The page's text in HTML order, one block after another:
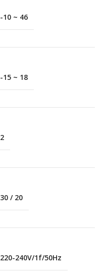
-10 ~ 46
-15 ~ 18
2
30 / 20
220-240V/1f/50Hz